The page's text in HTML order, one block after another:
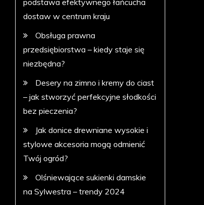
podstawa efektywnego łańcucha
dostaw w centrum kraju
Obsługa prawna
przedsiębiorstwa – kiedy staje się
niezbędna?
Desery na zimno i kremy do ciast
– jak stworzyć perfekcyjne słodkości
bez pieczenia?
Jak donice drewniane wysokie i
stylowe akcesoria mogą odmienić
Twój ogród?
Olśniewające sukienki damskie
na Sylwestra – trendy 2024